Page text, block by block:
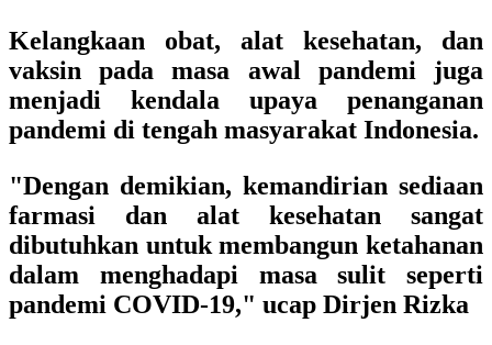
Kelangkaan obat, alat kesehatan, dan
vaksin pada masa awal pandemi juga
menjadi kendala upaya penanganan
pandemi di tengah masyarakat Indonesia.
"Dengan demikian, kemandirian sediaan
farmasi dan alat kesehatan sangat
dibutuhkan untuk membangun ketahanan
dalam menghadapi masa sulit seperti
pandemi COVID-19," ucap Dirjen Rizka